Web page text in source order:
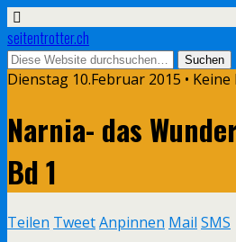
seitentrotter.ch
Dienstag 10.Februar 2015 •
Narnia- das
Bd 1
Teilen TweetAnpinnen Mail SMS